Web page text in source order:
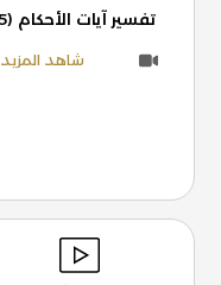
تفسير آيات الأحكام (15)
شاهد المزيد